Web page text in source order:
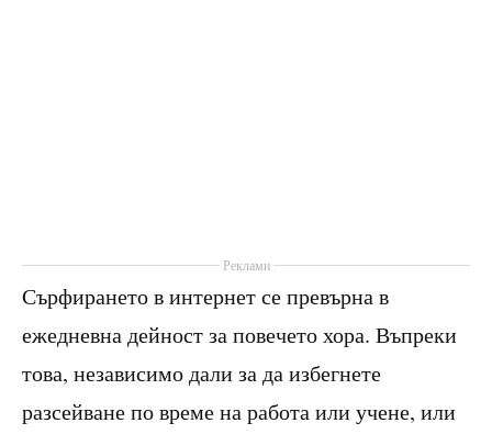
Реклами
Сърфирането в интернет се превърна в
ежедневна дейност за повечето хора. Въпреки
това, независимо дали за да избегнете
разсейване по време на работа или учене, или